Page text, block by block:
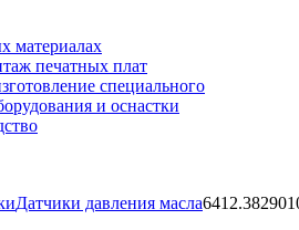
материалах
печатных плат
специального
и оснастки
Датчики давления масла